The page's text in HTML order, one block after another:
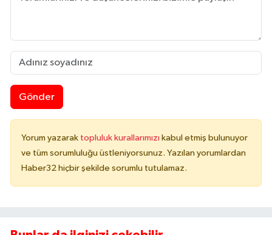
Gönder
Yorum yazarak topluluk kurallarımızı kabul etmiş bulunuyor
ve tüm sorumluluğu üstleniyorsunuz. Yazılan yorumlardan
Haber32 hiçbir şekilde sorumlu tutulamaz.